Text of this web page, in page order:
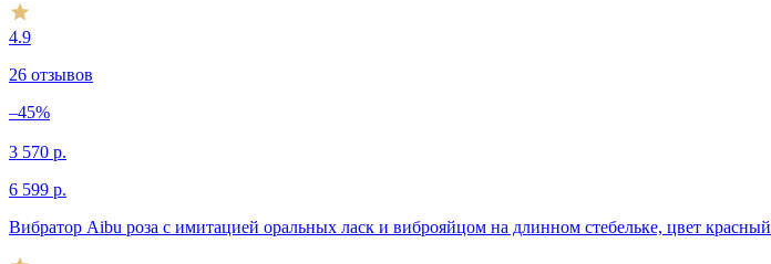
4.9
26 отзывов
–45%
3 570 р.
6 599 р.
Вибратор Aibu роза с имитацией оральных ласк и виброяйцом на длинном стебельке, цвет красный